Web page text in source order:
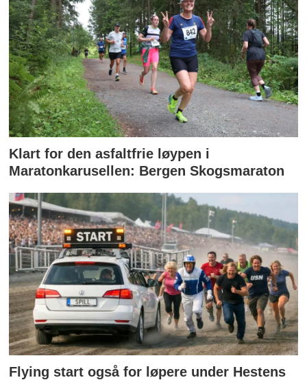
Klart for den asfaltfrie løypen i
Maratonkarusellen: Bergen Skogsmaraton
Flying start også for løpere under Hestens